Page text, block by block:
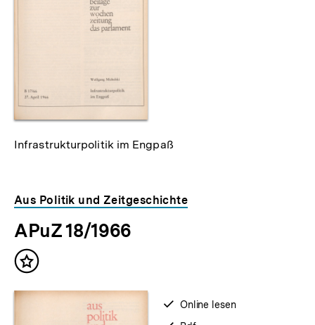
Infrastrukturpolitik im Engpaß
Aus Politik und Zeitgeschichte
APuZ 18/1966
Inhalt
verfügbar
Online lesen